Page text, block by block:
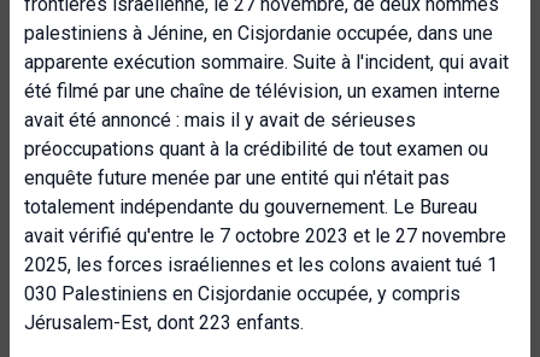
palestiniens à Jénine, en Cisjordanie occupée, dans une
apparente exécution sommaire. Suite à l'incident, qui avait
été filmé par une chaîne de télévision, un examen interne
avait été annoncé : mais il y avait de sérieuses
préoccupations quant à la crédibilité de tout examen ou
enquête future menée par une entité qui n'était pas
totalement indépendante du gouvernement. Le Bureau
avait vérifié qu'entre le 7 octobre 2023 et le 27 novembre
2025, les forces israéliennes et les colons avaient tué 1
030 Palestiniens en Cisjordanie occupée, y compris
Jérusalem-Est, dont 223 enfants.